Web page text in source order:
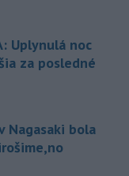
Uplynulá noc
za posledné
Nagasaki bola